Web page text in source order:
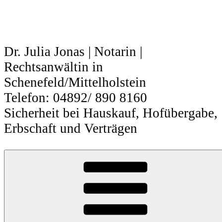
Dr. Julia Jonas | Notarin |
Rechtsanwältin in
Schenefeld/Mittelholstein
Telefon: 04892/ 890 8160
Sicherheit bei Hauskauf, Hofübergabe,
Erbschaft und Verträgen
Zuwachs von Vermögen in der Ehe